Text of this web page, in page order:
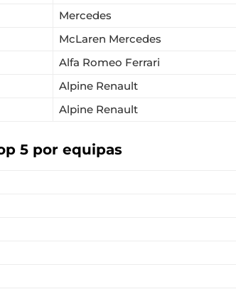
Mercedes
McLaren Mercedes
Alfa Romeo Ferrari
Alpine Renault
Alpine Renault
5 por equipas